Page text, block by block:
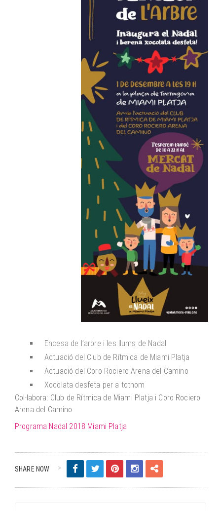
Encesa de l’arbre i les llums de Nadal
Actuació del Club de Rítmica de Miami Platja
Actuació del Coro Rociero Arena del Camino
Xocolata desfeta per a tothom
Col·labora: Club de Rítmica de Miami Platja i Coro Rociero
Arena del Camino
Programa Nadal 2018 Miami Platja
SHARE NOW